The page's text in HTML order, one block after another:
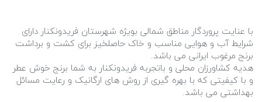
با عنایت پروردگار مناطق شمالی بویژه شهرستان فریدونکنار دارای
شرایط آب و هوایی مناسب و خاک حاصلخیز برای کشت و برداشت
هدیه کشاورزان محلی و باتجربه فریدونکنار به شما برنج خوش عطر
و با کیفیتی که با بهره گیری از روش های ارگانیک و رعایت مسائل